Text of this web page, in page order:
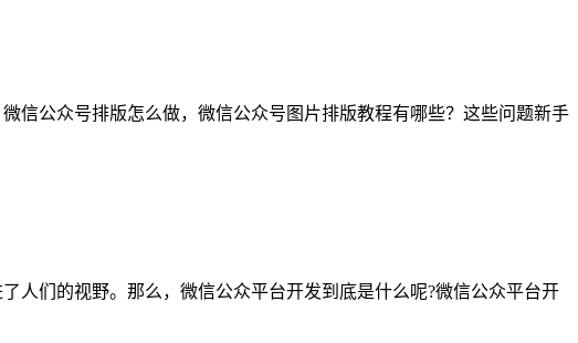
信公众号排版怎么做，微信公众号图片排版教程有哪些？这些问题新手
人们的视野。那么，微信公众平台开发到底是什么呢?微信公众平台开